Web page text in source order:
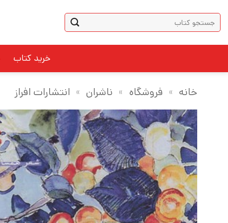
content
جستجو
برای:
خرید کتاب
خانه » فروشگاه » ناشران » انتشارات افراز